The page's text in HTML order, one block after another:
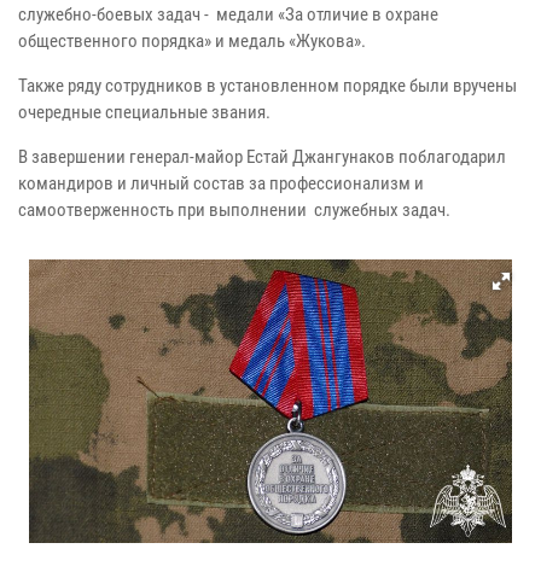
служебно-боевых задач - медали «За отличие в охране
общественного порядка» и медаль «Жукова».
Также ряду сотрудников в установленном порядке были вручены
очередные специальные звания.
В завершении генерал-майор Естай Джангунаков поблагодарил
командиров и личный состав за профессионализм и
самоотверженность при выполнении служебных задач.